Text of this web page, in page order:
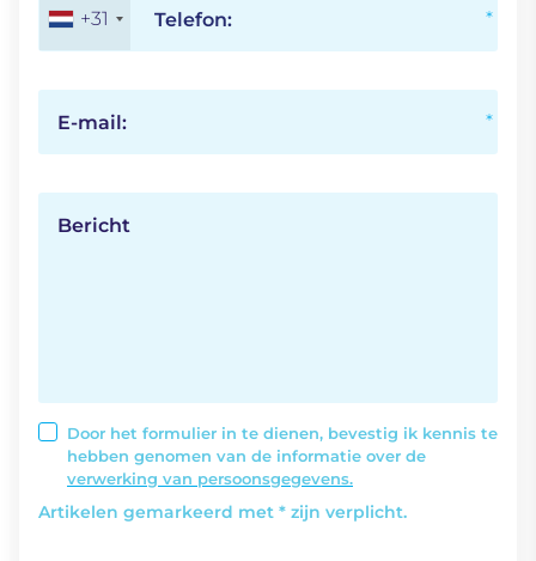
Telefon:
+31
E-mail:
Bericht
Door het formulier in te dienen, bevestig ik kennis te
hebben genomen van de informatie over de
verwerking van persoonsgegevens.
Artikelen gemarkeerd met * zijn verplicht.